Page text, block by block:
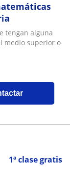
tengan alguna
medio superior o
1ª clase gratis